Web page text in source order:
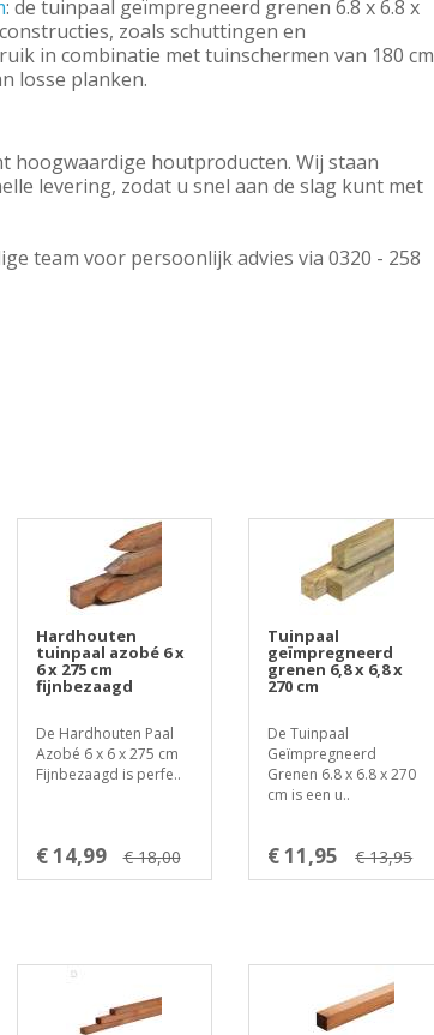
: de tuinpaal geïmpregneerd grenen 6.8 x 6.8 x
zoals schuttingen en
in combinatie met tuinschermen van 180 cm
losse planken.
houtproducten. Wij staan
levering, zodat u snel aan de slag kunt met
team voor persoonlijk advies via 0320 - 258
Hardhouten
tuinpaal azobé 6 x
6 x 275 cm
fijnbezaagd
De Hardhouten Paal
Azobé 6 x 6 x 275 cm
Fijnbezaagd is perfe..
€ 14,99 € 18,00
Tuinpaal
geïmpregneerd
grenen 6,8 x 6,8 x
270 cm
De Tuinpaal
Geïmpregneerd
Grenen 6.8 x 6.8 x 270
cm is een u..
€ 11,95 € 13,95